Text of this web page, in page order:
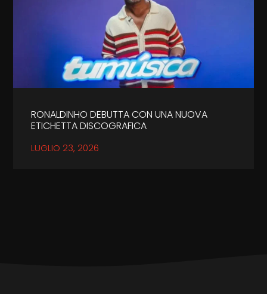
RONALDINHO DEBUTTA CON UNA NUOVA
ETICHETTA DISCOGRAFICA
LUGLIO 23, 2026